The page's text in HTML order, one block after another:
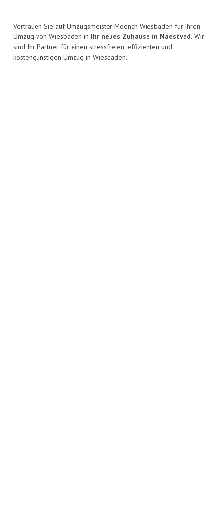
Vertrauen Sie auf Umzugsmeister Moench Wiesbaden für Ihren
Umzug von Wiesbaden in Ihr neues Zuhause in Naestved. Wir
sind Ihr Partner für einen stressfreien, effizienten und
kostengünstigen Umzug in Wiesbaden.